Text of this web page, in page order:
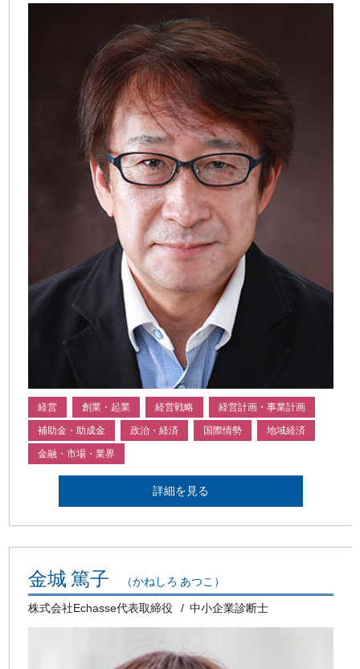
経営 創業・起業 経営戦略 経営計画・事業計画
補助金・助成金 政治・経済 国際情勢 地域経済
金融・市場・業界
詳細を見る
金城 篤子 （かねしろ あつこ）
株式会社Echasse代表取締役 中小企業診断士